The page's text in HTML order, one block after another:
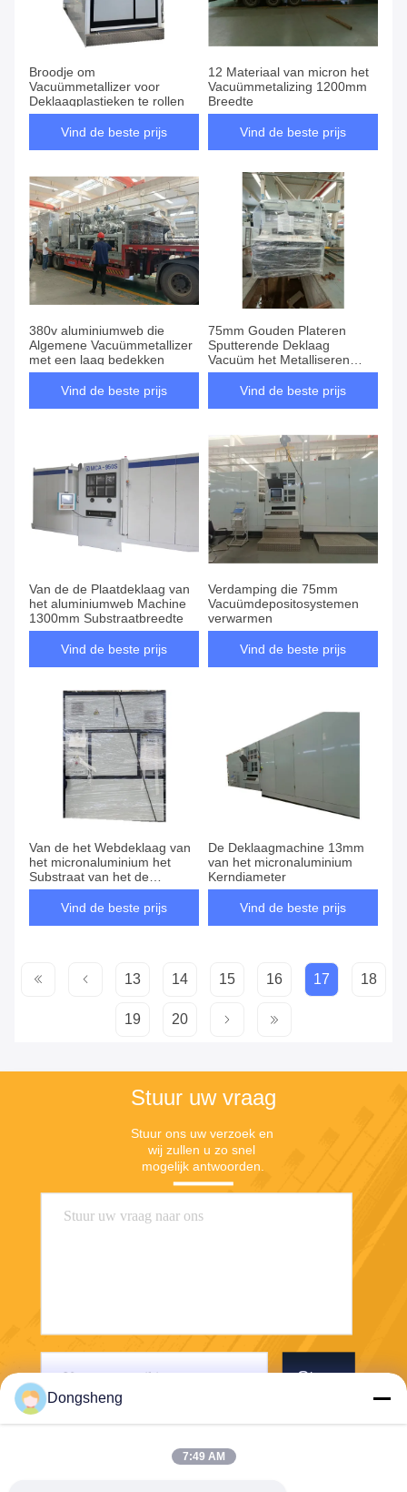
Broodje om
Vacuümmetallizer voor
Deklaagplastieken te rollen
Vind de beste prijs
12 Materiaal van micron het
Vacuümmetalizing 1200mm
Breedte
Vind de beste prijs
380v aluminiumweb die
Algemene Vacuümmetallizer
met een laag bedekken
Vind de beste prijs
75mm Gouden Plateren
Sputterende Deklaag
Vacuüm het Metalliseren
Machine
Vind de beste prijs
Van de de Plaatdeklaag van
het aluminiumweb Machine
1300mm Substraatbreedte
Vind de beste prijs
Verdamping die 75mm
Vacuümdepositosystemen
verwarmen
Vind de beste prijs
Van de het Webdeklaag van
het micronaluminium het
Substraat van het de
Machinehuisdier
Vind de beste prijs
De Deklaagmachine 13mm
van het micronaluminium
Kerndiameter
Vind de beste prijs
13 14 15 16 17 18
19 20
Stuur uw vraag
Stuur ons uw verzoek en
wij zullen u zo snel
mogelijk antwoorden.
Stuur
Dongsheng
7:49 AM